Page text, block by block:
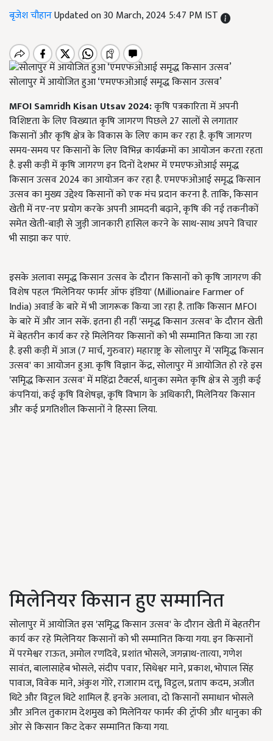
बृजेश चौहानUpdated on 30 March, 2024 5:47 PM IST
सोलापुर में आयोजित हुआ ‘एमएफओआई समृद्ध किसान उत्सव’
MFOI Samridh Kisan Utsav 2024:कृषि पत्रकारिता में अपनी
विशिष्टता के लिए विख्यात कृषि जागरण पिछले 27 सालों से लगातार
किसानों और कृषि क्षेत्र के विकास के लिए काम कर रहा है. कृषि जागरण
समय-समय पर किसानों के लिए विभिन्न कार्यक्रमों का आयोजन करता रहता
है. इसी कड़ी में कृषि जागरण इन दिनों देशभर में एमएफओआई समृद्ध
किसान उत्सव 2024 का आयोजन कर रहा है. एमएफओआई समृद्ध किसान
उत्सव का मुख्य उद्देश्य किसानों को एक मंच प्रदान करना है. ताकि, किसान
खेती में नए-नए प्रयोग करके अपनी आमदनी बढ़ाने, कृषि की नई तकनीकों
समेत खेती-बाड़ी से जुड़ी जानकारी हासिल करने के साथ-साथ अपने विचार
भी साझा कर पाएं.
इसके अलावा समृद्ध किसान उत्सव के दौरान किसानों को कृषि जागरण की
विशेष पहल 'मिलेनियर फार्मर ऑफ इंडिया' (Millionaire Farmer of
India) अवार्ड के बारे में भी जागरूक किया जा रहा है. ताकि किसान MFOI
के बारे में और जान सकें. इतना ही नहीं 'समृद्ध किसान उत्सव' के दौरान खेती
में बेहतरीन कार्य कर रहे मिलेनियर किसानों को भी सम्मानित किया जा रहा
है. इसी कड़ी में आज (7 मार्च, गुरुवार) महाराष्ट्र के सोलापुर में 'समृिद्ध किसान
उत्सव' का आयोजन हुआ. कृषि विज्ञान केंद्र, सोलापुर में आयोजित हो रहे इस
'समृिद्ध किसान उत्सव' में महिंद्रा टैक्टर्स, धानुका समेत कृषि क्षेत्र से जुड़ी कई
कंपनियां, कई कृषि विशेषज्ञ, कृषि विभाग के अधिकारी, मिलेनियर किसान
और कई प्रगतिशील किसानों ने हिस्सा लिया.
मिलेनियर किसान हुए सम्मानित
सोलापुर में आयोजित इस 'समृिद्ध किसान उत्सव' के दौरान खेती में बेहतरीन
कार्य कर रहे मिलेनियर किसानों को भी सम्मानित किया गया. इन किसानों
में परमेश्वर राऊत, अमोल रणदिवे, प्रशांत भोसले, जगन्नाथ-तात्या, गणेश
सावंत, बालासाहेब भोसले, संदीप पवार, सिधेश्वर माने, प्रकाश, भोपाल सिंह
पावाज, विवेक माने, अंकुश गोरे, राजाराम दत्तू, विट्ठल, प्रताप कदम, अजीत
थिटे और विट्टल थिटे शामिल हैं. इनके अलावा, दो किसानों समाधान भोसले
और अनिल तुकाराम देशमुख को मिलेनियर फार्मर की ट्रॉफी और धानुका की
ओर से किसान किट देकर सम्मानित किया गया.